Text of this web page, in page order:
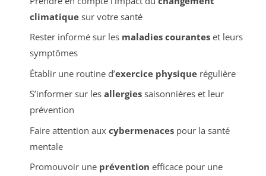
climatiquesur votre santé
Rester informé sur les maladies couranteset leurs
symptômes
Établir une routine d’exercice physiquerégulière
S’informer sur les allergiessaisonnières et leur
prévention
Faire attention aux cybermenacespour la santé
mentale
Promouvoir une prévention efficace pour une